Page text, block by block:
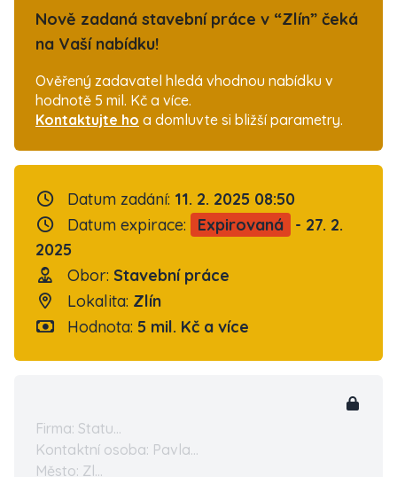
Nově zadaná stavební práce v “Zlín” čeká
na Vaší nabídku!
Ověřený zadavatel hledá vhodnou nabídku v
hodnotě 5 mil. Kč a více.
Kontaktujte ho a domluvte si bližší parametry.
Datum zadání: 11. 2. 2025 08:50
Datum expirace:
Expirovaná
- 27. 2.
2025
Obor: Stavební práce
Lokalita: Zlín
Hodnota: 5 mil. Kč a více
Firma: Statu...
Kontaktní osoba: Pavla...
Město: Zl...